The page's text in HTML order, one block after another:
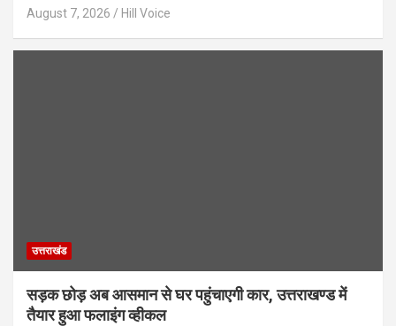
August 7, 2026 Hill Voice
उत्तराखंड
सड़क छोड़ अब आसमान से घर पहुंचाएगी कार, उत्तराखण्ड में
तैयार हुआ फलाइंग व्हीकल